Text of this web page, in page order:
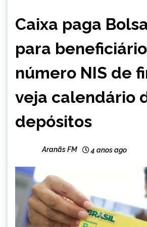
NOTÍCIAS
Caixa paga
para
número NIS de
veja calendário
depósitos
Aranãs FM 4 anos ago